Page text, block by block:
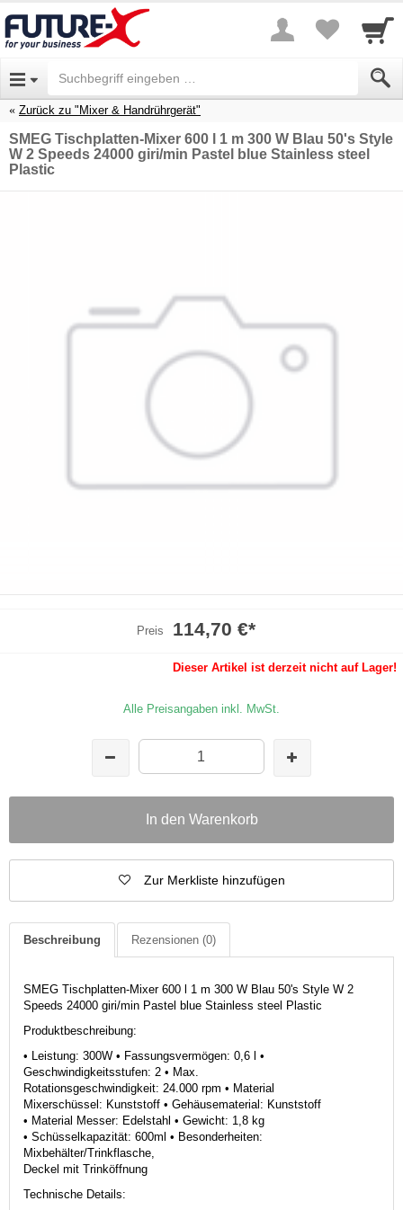
Zurück zu "Mixer & Handrührgerät"
SMEG Tischplatten-Mixer 600 l 1 m 300 W Blau 50's Style
W 2 Speeds 24000 giri/min Pastel blue Stainless steel
Plastic
Preis 114,70 €*
Dieser Artikel ist derzeit nicht auf Lager!
Alle Preisangaben inkl. MwSt.
In den Warenkorb
Zur Merkliste hinzufügen
Beschreibung Rezensionen (0)
SMEG Tischplatten-Mixer 600 l 1 m 300 W Blau 50's Style W 2
Speeds 24000 giri/min Pastel blue Stainless steel Plastic
Produktbeschreibung:
• Leistung: 300W • Fassungsvermögen: 0,6 l •
Geschwindigkeitsstufen: 2 • Max.
Rotationsgeschwindigkeit: 24.000 rpm • Material
Mixerschüssel: Kunststoff • Gehäusematerial: Kunststoff
• Material Messer: Edelstahl • Gewicht: 1,8 kg
• Schüsselkapazität: 600ml • Besonderheiten:
Mixbehälter/Trinkflasche,
Deckel mit Trinköffnung
Technische Details: